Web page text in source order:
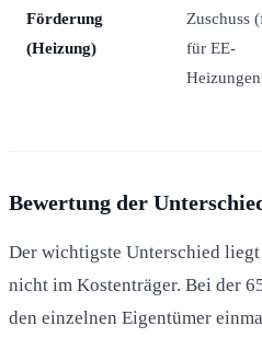
Förderung
(Heizung)
Zuschuss
für EE-
Heizungen
Bewertung der
Der wichtigste Unterschied
nicht im Kostenträger. Bei der
den einzelnen Eigentümer